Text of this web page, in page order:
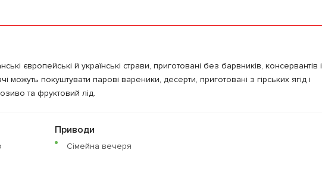
європейські й українські страви, приготовані без барвників, консервантів і
можуть покуштувати парові вареники, десерти, приготовані з гірських ягід і
та фруктовий лід.
Приводи
Сімейна вечеря